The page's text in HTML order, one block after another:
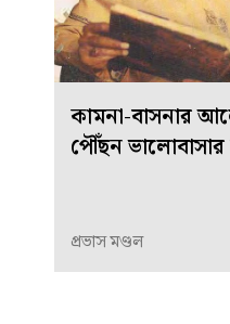
কামনা-বাসনার
পৌঁছন ভালোবাসার
প্রভাস মণ্ডল